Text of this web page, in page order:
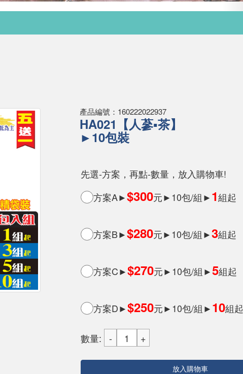
產品編號：160222022937
HA021【人蔘▪茶】
►10包裝
先選-方案，再點-數量，放入購物車!
方案A►$300元►10包/組►1組起
方案B►$280元►10包/組►3組起
方案C►$270元►10包/組►5組起
方案D►$250元►10包/組►10組起
數量:
放入購物車